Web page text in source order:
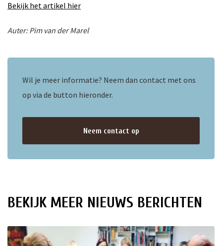
Bekijk het artikel hier
Auter: Pim van der Marel
Wil je meer informatie? Neem dan contact met ons
op via de button hieronder.
Neem contact op
BEKIJK MEER NIEUWS BERICHTEN